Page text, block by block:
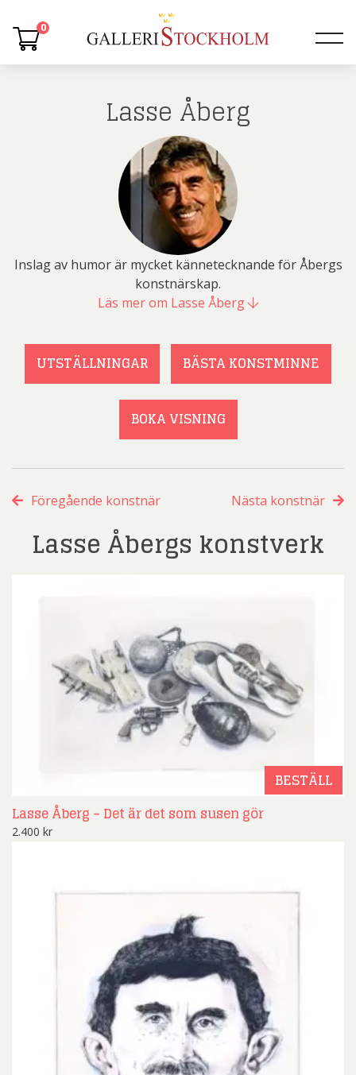
0
Lasse Åberg
Inslag av humor är mycket kännetecknande för Åbergs
konstnärskap.
Läs mer om Lasse Åberg
UTSTÄLLNINGAR BÄSTA KONSTMINNE
BOKA VISNING
Föregående konstnär Nästa konstnär
Lasse Åbergs konstverk
BESTÄLL
Lasse Åberg – Det är det som susen gör
2.400 kr